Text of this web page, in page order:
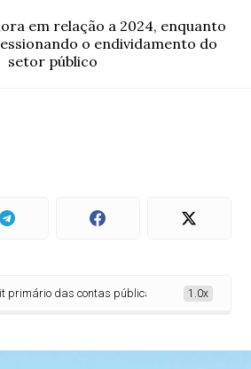
em relação a 2024, enquanto
o endividamento do
setor público
das contas públicas chega a R$ 14,4
1.0x